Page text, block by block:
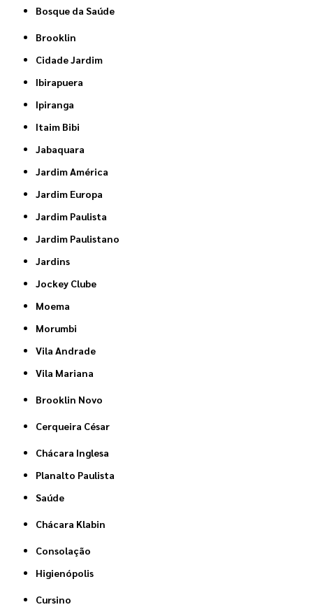
Bosque da Saúde
Brooklin
Cidade Jardim
Ibirapuera
Ipiranga
Itaim Bibi
Jabaquara
Jardim América
Jardim Europa
Jardim Paulista
Jardim Paulistano
Jardins
Jockey Clube
Moema
Morumbi
Vila Andrade
Vila Mariana
Brooklin Novo
Cerqueira César
Chácara Inglesa
Planalto Paulista
Saúde
Chácara Klabin
Consolação
Higienópolis
Cursino